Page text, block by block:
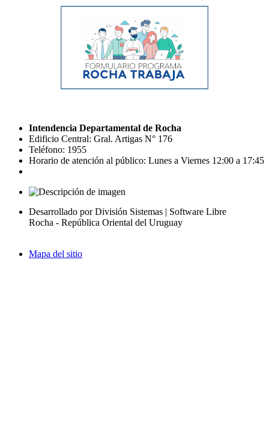
Intendencia Departamental de Rocha
Edificio Central: Gral. Artigas N° 176
Teléfono: 1955
Horario de atención al público: Lunes a Viernes 12:00 a 17:45
Desarrollado por División Sistemas | Software Libre
Rocha - República Oriental del Uruguay
Mapa del sitio